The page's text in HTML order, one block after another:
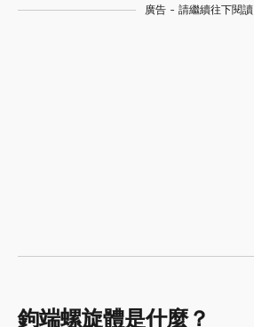
廣告 - 請繼續往下閱讀
鉤端螺旋體是什麼？